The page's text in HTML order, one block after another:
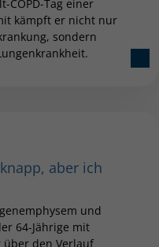
COPD-Tag einer
kämpft er nicht nur
sondern
aber ich
und
64-Jährige mit
über den Verlauf